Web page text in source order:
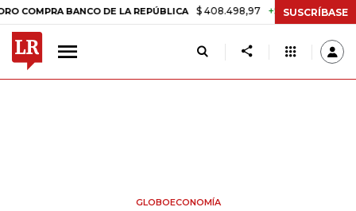
BANCO DE LA REPÚBLICA $ 408.498,97 +$ 8.753,81 +2,19%
SUSCRÍBASE
GLOBOECONOMÍA